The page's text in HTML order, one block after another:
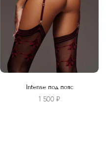
выбрать
странице
товара.
Intense под пояс
1 500 ₽